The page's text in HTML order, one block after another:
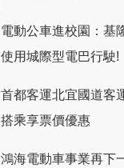
電動公車進校園：基
使用城際型電巴行駛!
首都客運北宜國道客
搭乘享票價優惠
鴻海電動車事業再下